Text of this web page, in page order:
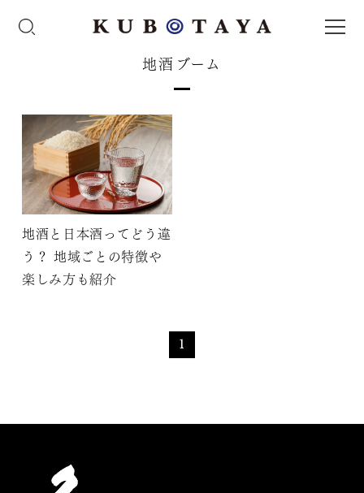
地酒ブーム
地酒と日本酒ってどう違
う？ 地域ごとの特徴や
楽しみ方も紹介
1